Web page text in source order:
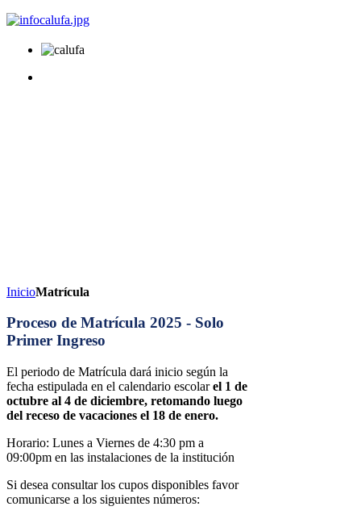
InicioMatrícula
Proceso de Matrícula 2025 - Solo
Primer Ingreso
El periodo de Matrícula dará inicio según la
fecha estipulada en el calendario escolarel 1 de
octubre al 4 de diciembre, retomando luego
del receso de vacaciones el 18 de enero.
Horario: Lunes a Viernes de 4:30 pm a
09:00pm en las instalaciones de la institución
Si desea consultar los cupos disponibles favor
comunicarse a los siguientes números: